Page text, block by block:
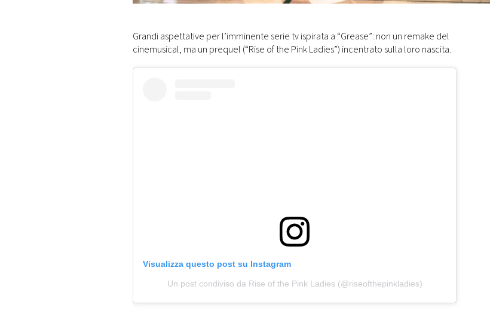
DI
RMC
CONSIGLIA
Grandi aspettative per l’imminente serie tv ispirata a “Grease”: non un remake del
cinemusical, ma un prequel (“Rise of the Pink Ladies”) incentrato sulla loro nascita.
Visualizza questo post su Instagram
Un post condiviso da Rise of the Pink Ladies (@riseofthepinkladies)